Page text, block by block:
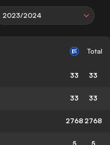
2023/2024
Total
33 33
33 33
2768 2768
5 5